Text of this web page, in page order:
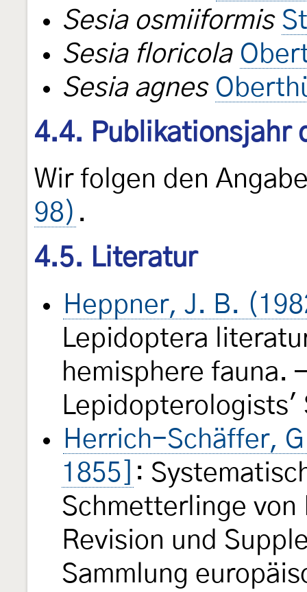
Sesia osmiiformis
Sesia floricola
Sesia agnes
4.4. Publikationsjahr
Wir folgen den
98) .
4.5. Literatur
Heppner, J. B.
Lepidoptera
hemisphere fauna.
Herrich-Schäffer,
1855]
:
Schmetterlinge von
Revision und
Sammlung